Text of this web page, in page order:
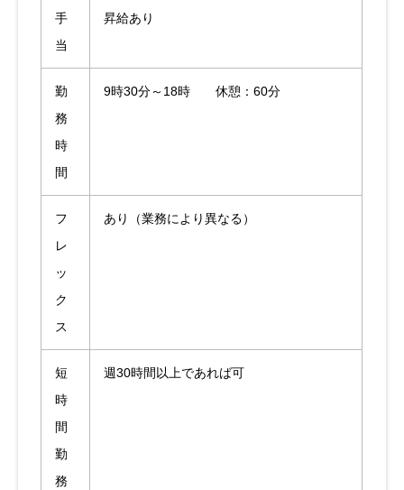
手
当
昇給あり
勤
務
時
間
9時30分～18時 休憩：60分
フ
レ
ッ
ク
ス
あり（業務により異なる）
短
時
間
勤
務
週30時間以上であれば可